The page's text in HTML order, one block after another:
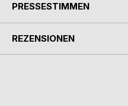
PRESSESTIMMEN
REZENSIONEN